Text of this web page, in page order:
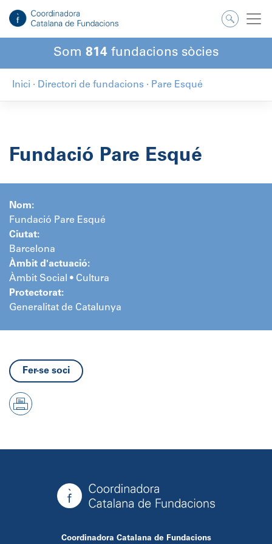
contingut
Som 814 fundacions sòcies
Inici · Directori de fundacions · Pare Esqué
Fundació Pare Esqué
Nom:
Fundació Pare Esqué
Ciutat:
Barcelona
Àmbit d'actuació:
Àmbit Social • Cultura
Protectorat:
Generalitat de Catalunya
Fer-se soci
Coordinadora Catalana de Fundacions